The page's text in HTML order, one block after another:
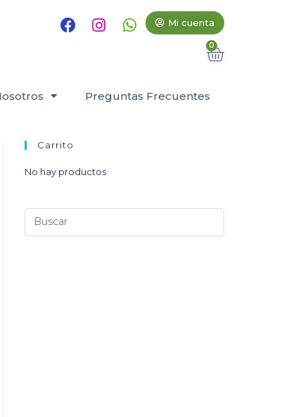
Mi cuenta
Preguntas Frecuentes
Carrito
No hay productos